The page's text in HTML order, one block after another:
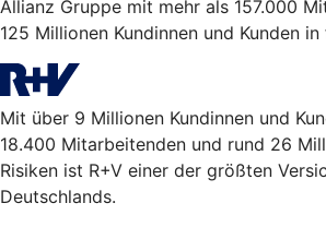
Allianz Gruppe mit mehr als 157.000
125 Millionen Kundinnen und Kunden
Mit über 9 Millionen Kundinnen und
18.400 Mitarbeitenden und rund 26
Risiken ist R+V einer der größten
Deutschlands.